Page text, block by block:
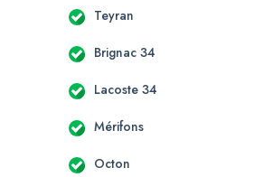
Teyran
Brignac 34
Lacoste 34
Mérifons
Octon